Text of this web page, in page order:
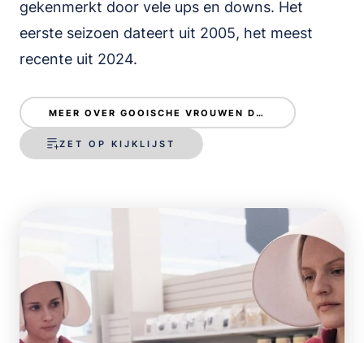
gekenmerkt door vele ups en downs. Het
eerste seizoen dateert uit 2005, het meest
recente uit 2024.
MEER OVER GOOISCHE VROUWEN DE SERIE
ZET OP KIJKLIJST